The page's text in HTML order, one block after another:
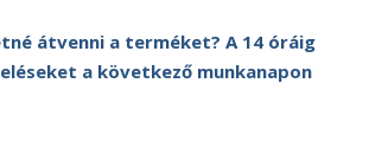
átvenni a terméket? A 14 óráig
a következő munkanapon